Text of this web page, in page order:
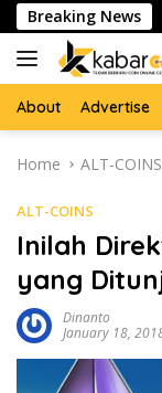
Skip
to
content
Breaking News
Waspada
About Advertise
Home ALT-COINS
ALT-COINS
Inilah
yang
Dinanto
January 18,